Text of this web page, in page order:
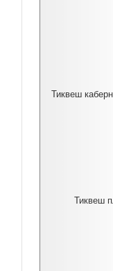
Тиквеш
Тиквеш